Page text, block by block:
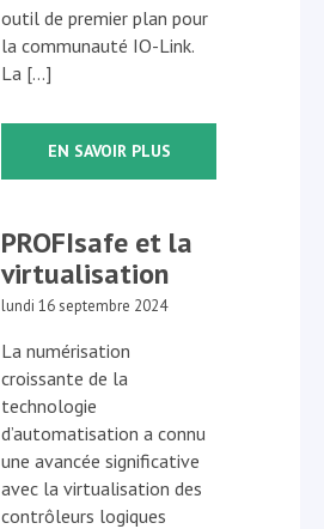
outil de premier plan pour
la communauté IO-Link.
La […]
EN SAVOIR PLUS
PROFIsafe et la
virtualisation
lundi 16 septembre 2024
La numérisation
croissante de la
technologie
d’automatisation a connu
une avancée significative
avec la virtualisation des
contrôleurs logiques